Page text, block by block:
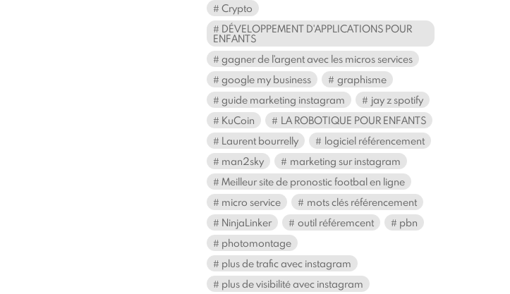
Crypto
DÉVELOPPEMENT D'APPLICATIONS POUR
ENFANTS
gagner de l'argent avec les micros services
google my business
graphisme
guide marketing instagram
jay z spotify
KuCoin
LA ROBOTIQUE POUR ENFANTS
Laurent bourrelly
logiciel référencement
man2sky
marketing sur instagram
Meilleur site de pronostic footbal en ligne
micro service
mots clés référencement
NinjaLinker
outil référemcent
pbn
photomontage
plus de trafic avec instagram
plus de visibilité avec instagram